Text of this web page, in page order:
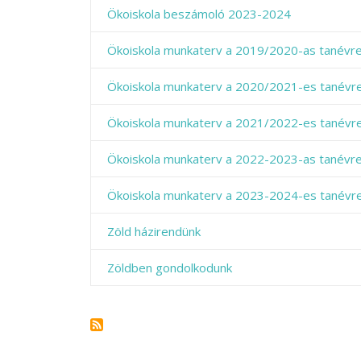
Ökoiskola beszámoló 2023-2024
Ökoiskola munkaterv a 2019/2020-as tanévre
Ökoiskola munkaterv a 2020/2021-es
Ökoiskola munkaterv a 2021/2022-es
Ökoiskola munkaterv a 2022-2023-as tanévre
Ökoiskola munkaterv a 2023-2024-es
Zöld házirendünk
Zöldben gondolkodunk